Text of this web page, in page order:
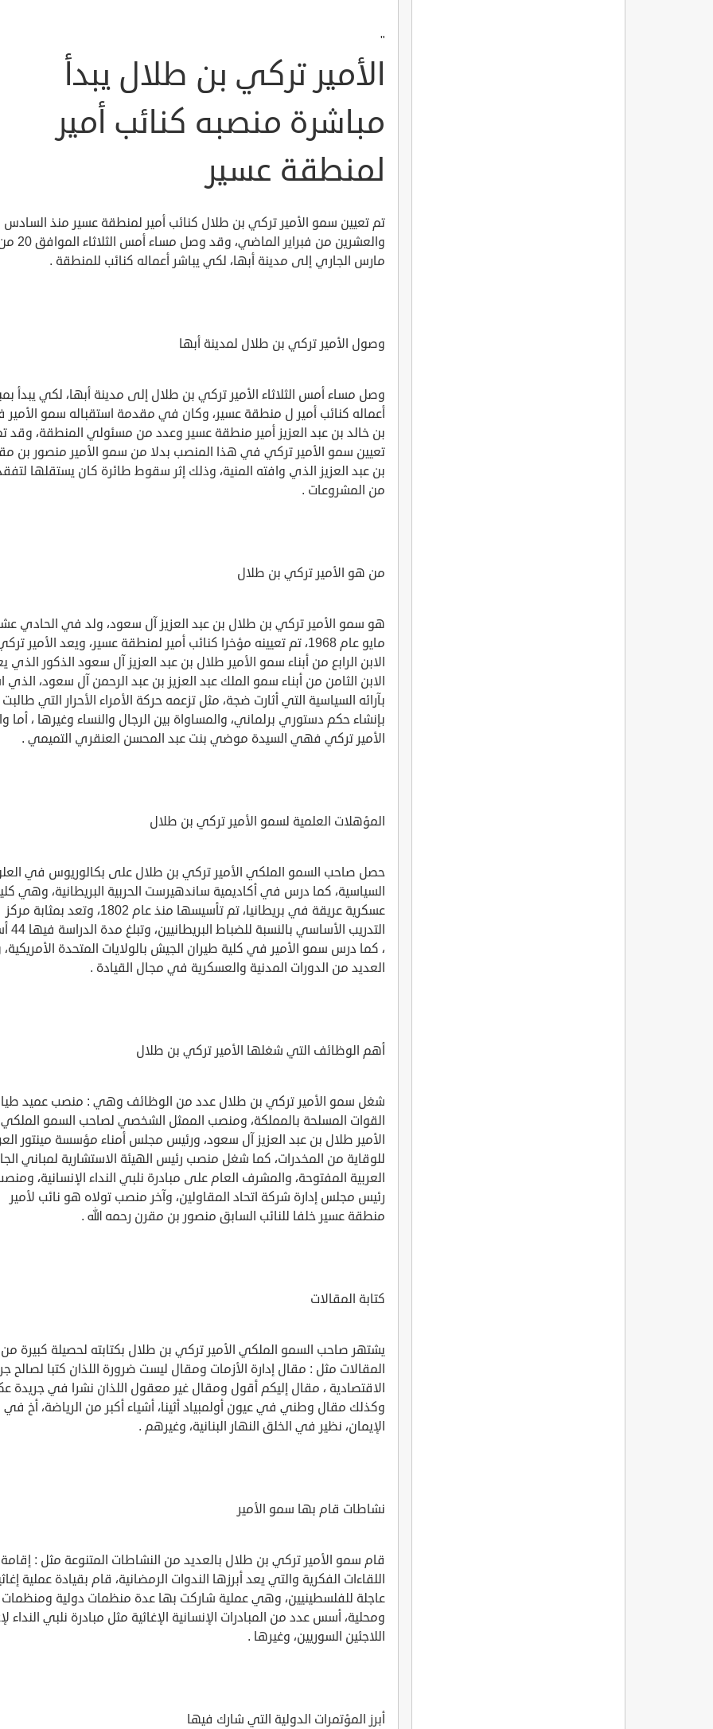
"
الأمير تركي بن طلال يبدأ
مباشرة منصبه كنائب أمير
لمنطقة عسير
تم تعيين سمو الأمير تركي بن طلال كنائب أمير لمنطقة عسير منذ السادس
والعشرين من فبراير الماضي، وقد وصل مساء أمس
مارس الجاري إلى مدينة أبها، لكي يباشر أعماله كنائب للمنطقة .
وصول الأمير تركي بن طلال لمدينة أبها
وصل مساء أمس الثلاثاء الأمير تركي بن طلال إلى مدينة أبها، لكي يبدأ
أعماله كنائب أمير ل منطقة عسير، وكان في مقدمة استقباله سمو الأمير
بن خالد بن عبد العزيز أمير منطقة عسير وعدد من مسئولي المنطقة، وقد
تعيين سمو الأمير تركي في هذا المنصب بدلا من سمو الأمير منصور بن
بن عبد العزيز الذي وافته المنية، وذلك إثر سقوط طائرة كان يستقلها
من المشروعات .
من هو الأمير تركي بن طلال
هو سمو الأمير تركي بن طلال بن عبد العزيز آل سعود، ولد في الحادي
مايو عام 1968، تم تعيينه مؤخرا كنائب أمير لمنطقة عسير، ويعد الأمير
الابن الرابع من أبناء سمو الأمير طلال بن عبد العزيز آل سعود الذكور الذي
الابن الثامن من أبناء سمو الملك عبد العزيز بن عبد الرحمن آل سعود، الذي
بآرائه السياسية التي أثارت ضجة، مثل تزعمه حركة الأمراء الأحرار التي طالبت
بإنشاء حكم دستوري برلماني، والمساواة بين الرجال والنساء وغيرها ، أما
الأمير تركي فهي السيدة موضي بنت عبد المحسن العنقري التميمي .
المؤهلات العلمية لسمو الأمير تركي بن طلال
حصل صاحب السمو الملكي الأمير تركي بن طلال على بكالوريوس في
السياسية، كما درس في أكاديمية ساندهيرست الحربية البريطانية، وهي
عسكرية عريقة في بريطانيا، تم تأسيسها منذ عام 1802، وتعد بمثابة مركز
التدريب
، كما درس سمو الأمير في كلية طيران الجيش بالولايات المتحدة الأمريكية،
العديد من الدورات المدنية والعسكرية في مجال القيادة .
أهم الوظائف التي شغلها الأمير تركي بن طلال
شغل سمو الأمير تركي بن طلال عدد من الوظائف وهي : منصب عميد
القوات المسلحة بالمملكة، ومنصب الممثل الشخصي لصاحب السمو الملكي
الأمير طلال بن عبد العزيز آل سعود، ورئيس مجلس أمناء مؤسسة مينتور
للوقاية من المخدرات، كما شغل منصب رئيس الهيئة الاستشارية لمباني
العربية المفتوحة، والمشرف العام على مبادرة نلبي النداء الإنسانية،
رئيس مجلس إدارة شركة اتحاد المقاولين، وآخر منصب تولاه هو نائب لأمير
منطقة عسير خلفا للنائب السابق منصور بن مقرن رحمه الله .
كتابة المقالات
يشتهر صاحب السمو الملكي الأمير تركي بن طلال بكتابته لحصيلة كبيرة من
المقالات مثل : مقال إدارة الأزمات ومقال ليست ضرورة اللذان كتبا لصالح
الاقتصادية ، مقال إليكم أقول ومقال غير معقول اللذان نشرا في جريدة
وكذلك مقال وطني في عيون أولمبياد أثينا، أشياء أكبر من الرياضة، أخ في
الإيمان، نظير في الخلق النهار البنانية، وغيرهم .
نشاطات قام بها سمو الأمير
قام سمو الأمير تركي بن طلال بالعديد من النشاطات المتنوعة مثل : إقامة
اللقاءات الفكرية والتي يعد أبرزها الندوات الرمضانية، قام بقيادة عملية
عاجلة للفلسطينيين، وهي عملية شاركت بها عدة منظمات دولية ومنظمات
ومحلية، أسس عدد من المبادرات الإنسانية الإغاثية مثل مبادرة نلبي النداء
اللاجئين السوريين، وغيرها .
أبرز المؤتمرات الدولية التي شارك فيها